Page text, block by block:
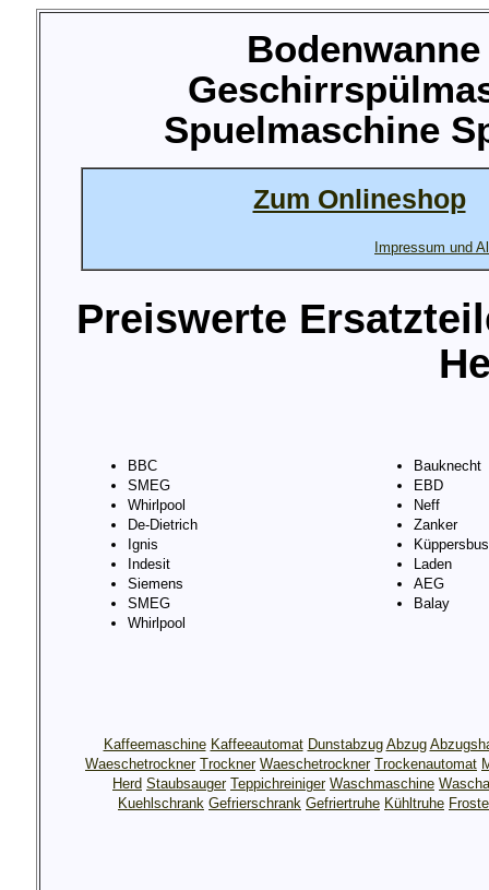
Spuelmaschine
Zum Onlineshop
Impressum und
Preiswerte
BBC
SMEG
Whirlpool
De-Dietrich
Ignis
Indesit
Siemens
SMEG
Whirlpool
Bauknecht
EBD
Neff
Zanker
Laden
AEG
Balay
Kaffeemaschine Kaffeeautomat Dunstabzug Abzug
Waeschetrockner Trockner Waeschetrockner Trockenautomat
Herd Staubsauger Teppichreiniger Waschmaschine
Kuehlschrank Gefrierschrank Gefriertruhe Kühltruhe